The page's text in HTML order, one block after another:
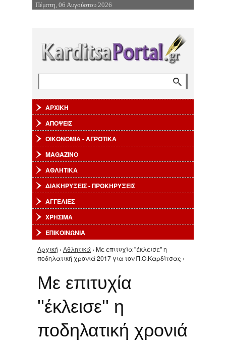
Επιστροφή στην Πλοήγηση
Πέμπτη, 06 Αυγούστου 2026
ΑΡΧΙΚΗ
ΑΠΟΨΕΙΣ
ΟΙΚΟΝΟΜΙΑ - ΑΓΡΟΤΙΚΑ
MAGAZINO
ΑΘΛΗΤΙΚΑ
ΔΙΑΚΗΡΥΞΕΙΣ - ΠΡΟΚΗΡΥΞΕΙΣ
ΑΓΓΕΛΙΕΣ
ΧΡΗΣΙΜΑ
ΕΠΙΚΟΙΝΩΝΙΑ
Είστε εδώ
Αρχική › Αθλητικά › Με επιτυχία ''έκλεισε'' η
ποδηλατική χρονιά 2017 για τον Π.Ο.Καρδίτσας ›
Με επιτυχία
''έκλεισε'' η
ποδηλατική χρονιά